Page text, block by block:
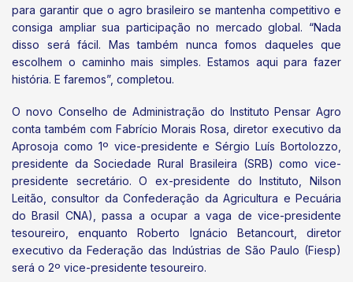
para garantir que o agro brasileiro se mantenha competitivo e
consiga ampliar sua participação no mercado global. “Nada
disso será fácil. Mas também nunca fomos daqueles que
escolhem o caminho mais simples. Estamos aqui para fazer
história. E faremos”, completou.
O novo Conselho de Administração do Instituto Pensar Agro
conta também com Fabrício Morais Rosa, diretor executivo da
Aprosoja como 1º vice-presidente e Sérgio Luís Bortolozzo,
presidente da Sociedade Rural Brasileira (SRB) como vice-
presidente secretário. O ex-presidente do Instituto, Nilson
Leitão, consultor da Confederação da Agricultura e Pecuária
do Brasil CNA), passa a ocupar a vaga de vice-presidente
tesoureiro, enquanto Roberto Ignácio Betancourt, diretor
executivo da Federação das Indústrias de São Paulo (Fiesp)
será o 2º vice-presidente tesoureiro.